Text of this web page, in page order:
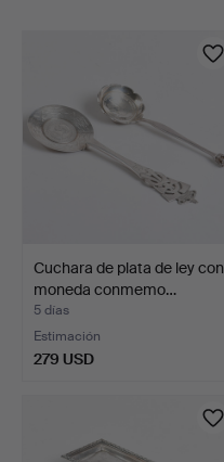
Cuchara de plata de ley con
moneda conmemo…
5 días
Estimación
279 USD